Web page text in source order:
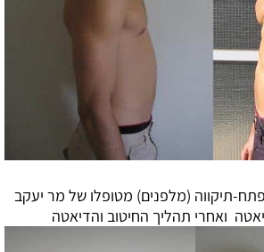
תיקווה (מלפנים) מטופלו של מר יעקב
ואחרי תהליך החיטוב והדיאטה